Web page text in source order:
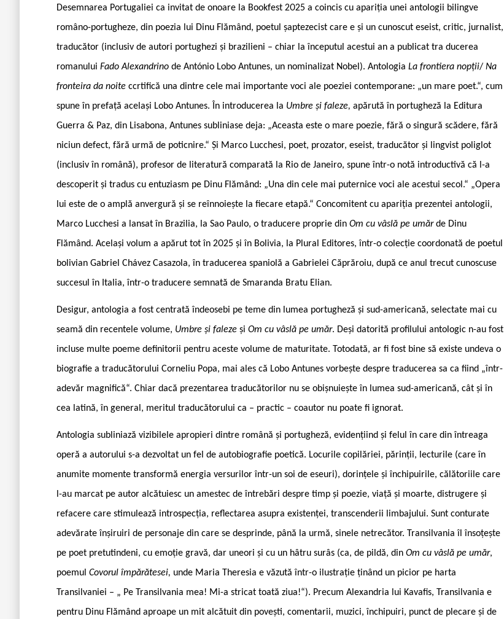
Desemnarea Portugaliei ca invitat de onoare la Bookfest 2025 a coincis cu apariția unei antologii bilingve
româno-portugheze, din poezia lui Dinu Flămând, poetul șaptezecist care e și un cunoscut eseist, critic, jurnalist,
traducător (inclusiv de autori portughezi și brazilieni – chiar la începutul acestui an a publicat tra ­ducerea
romanului Fado Alexandrino de António Lobo Antunes, un nominalizat Nobel). Antologia La frontiera nopții/ Na
fronteira da noite ccrtifică una dintre cele mai importante voci ale poeziei contemporane: „un mare poet.“, cum
spune în prefață același Lobo Antunes. În introducerea la Umbre și faleze, apărută în portugheză la Editura
Guerra & Paz, din Lisabona, Antunes subliniase deja: „Aceasta este o mare poezie, fără o singură scădere, fără
niciun defect, fără urmă de poticnire.“ Și Marco Lucchesi, poet, prozator, eseist, traducător și lingvist poliglot
(inclusiv în română), profesor de literatură comparată la Rio de Janeiro, spune într-o notă introductivă că l-a
descoperit și tradus cu entuziasm pe Dinu Flămând: „Una din cele mai puternice voci ale acestui secol.“ „Opera
lui este de o amplă anvergură și se reînnoiește la fiecare etapă.“ Concomitent cu apariția prezentei antologii,
Marco Lucchesi a lansat în Brazilia, la Sao Paulo, o traducere proprie din Om cu vâslă pe umărde Dinu
Flămând. Același volum a apărut tot în 2025 și în Bolivia, la Plural Editores, într-o colecție coordonată de poetul
bolivian Gabriel Chávez Casazola, în traducerea spaniolă a Gabrielei Căprăroiu, după ce anul trecut cunoscuse
succesul în Italia, într-o traducere semnată de Smaranda Bratu Elian.
Desigur, antologia a fost centrată îndeosebi pe teme din lumea portugheză și sud-americană, selectate mai cu
seamă din recentele volume, Umbre și faleze și Om cu vâslă pe umăr. Deși datorită profilului antologic n-au fost
incluse multe poeme definitorii pentru aceste volume de maturitate. Totodată, ar fi fost bine să existe undeva o
biografie a traducătorului Corneliu Popa, mai ales că Lobo Antunes vorbește despre traducerea sa ca fiind „într-
adevăr magnifică“. Chiar dacă prezentarea traducătorilor nu se obișnuiește în lumea sud-americană, cât și în
cea latină, în general, meritul traducătorului ca – practic – coautor nu poate fi ignorat.
Antologia subliniază vizibilele apropieri dintre română și portugheză, evidențiind și felul în care din întreaga
operă a autorului s-a dezvoltat un fel de autobiografie poetică. Locurile copilăriei, părinții, lecturile (care în
anumite momente transformă energia versurilor într-un soi de eseuri), dorințele și închipuirile, călătoriile care
l-au marcat pe autor alcătuiesc un amestec de întrebări despre timp și poezie, viață și moarte, distrugere și
refacere care stimulează introspecția, reflectarea asupra existenței, transcenderii limbajului. Sunt conturate
adevărate înșiruiri de personaje din care se desprinde, până la urmă, sinele netrecător. Transilvania îl însoțește
pe poet pretutindeni, cu emoție gravă, dar uneori și cu un hâtru surâs (ca, de pildă, din Om cu vâslă pe umăr,
poemul Covorul împărătesei, unde Maria Theresia e văzută într-o ilustrație ținând un picior pe harta
Transilvaniei – „ Pe Transilvania mea! Mi-a stricat toată ziua!“). Precum Alexandria lui Kavafis, Transilvania e
pentru Dinu Flămând aproape un mit alcătuit din povești, comentarii, muzici, închipuiri, punct de plecare și de